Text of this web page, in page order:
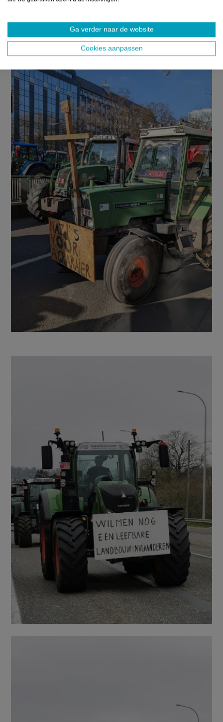
Ga verder naar de website
Cookies aanpassen